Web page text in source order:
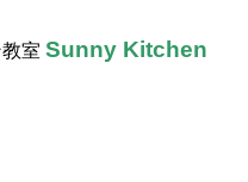
教室Sunny Kitchen